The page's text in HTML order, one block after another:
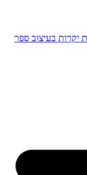
יקרות בעיצוב ספר